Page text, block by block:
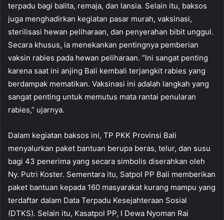
terpadu bagi balita, remaja, dan lansia. Selain itu, baksos
juga menghadirkan kegiatan pasar murah, vaksinasi,
sterilisasi hewan peliharaan, dan penyerahan bibit unggul.
Secara khusus, ia menekankan pentingnya pemberian
vaksin rabies pada hewan peliharaan. “Ini sangat penting
karena saat ini anjing Bali kembali terjangkit rabies yang
berdampak mematikan. Vaksinasi ini adalah langkah yang
sangat penting untuk memutus mata rantai penularan
rabies,” ujarnya.
Dalam kegiatan baksos ini, TP PKK Provinsi Bali
menyalurkan paket bantuan berupa beras, telur, dan susu
bagi 43 penerima yang secara simbolis diserahkan oleh
Ny. Putri Koster. Sementara itu, Satpol PP Bali memberikan
paket bantuan kepada 160 masyarakat kurang mampu yang
terdaftar dalam Data Terpadu Kesejahteraan Sosial
(DTKS). Selain itu, Kasatpol PP, I Dewa Nyoman Rai